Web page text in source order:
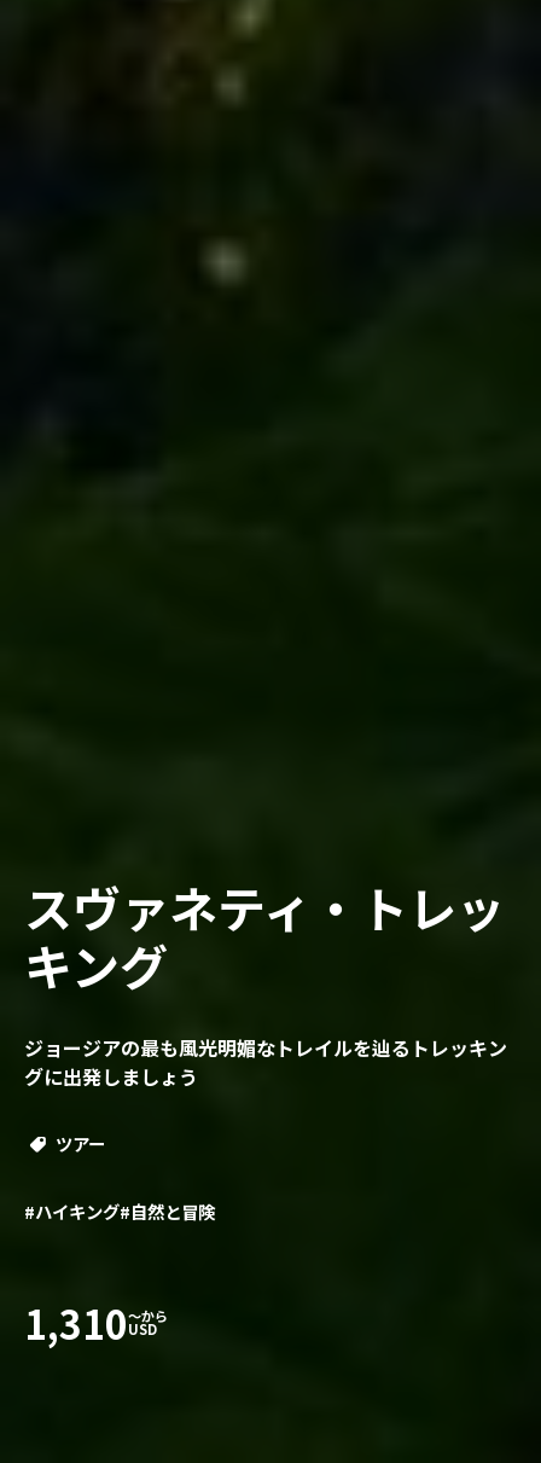
スヴァネティ・トレッ
キング
ジョージアの最も風光明媚なトレイルを辿るトレッキン
グに出発しましょう
ツアー
#ハイキング#自然と冒険
1,310〜から
USD